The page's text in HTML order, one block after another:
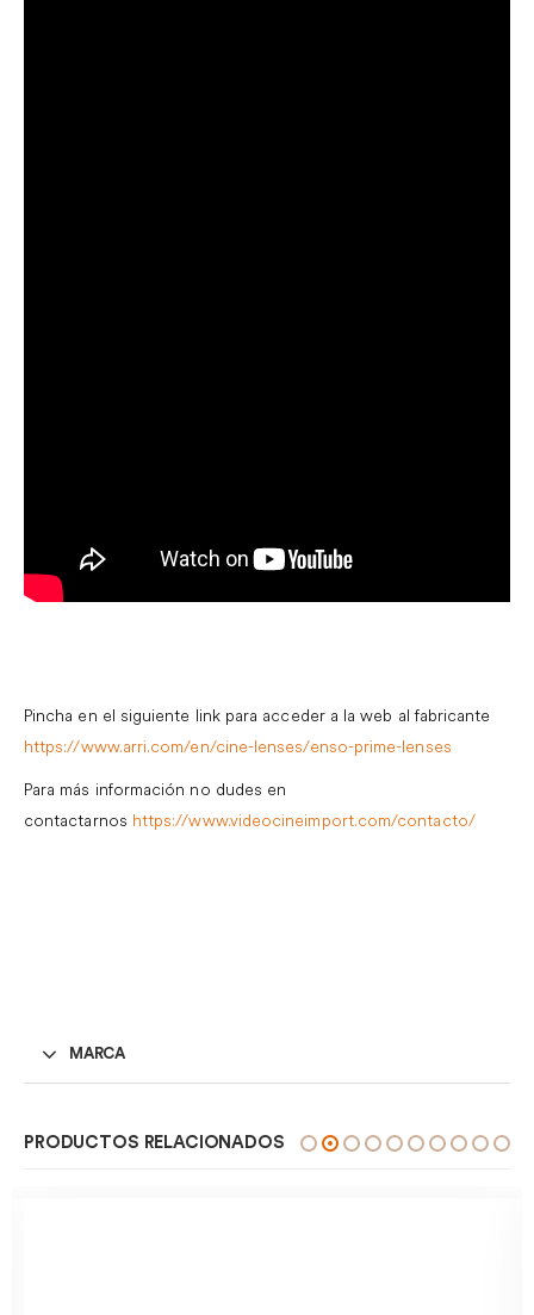
Pincha en el siguiente link para acceder a la web al fabricante
https://www.arri.com/en/cine-lenses/enso-prime-lenses
Para más información no dudes en
contactarnos https://www.videocineimport.com/contacto/
MARCA
PRODUCTOS RELACIONADOS